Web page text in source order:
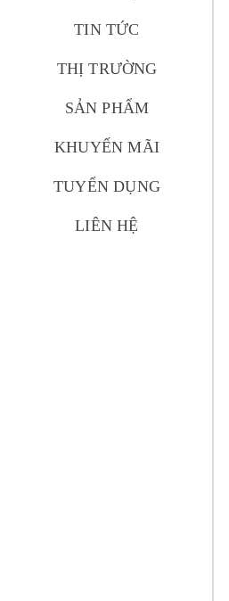
TIN TỨC
THỊ TRƯỜNG
SẢN PHẨM
KHUYẾN MÃI
TUYỂN DỤNG
LIÊN HỆ